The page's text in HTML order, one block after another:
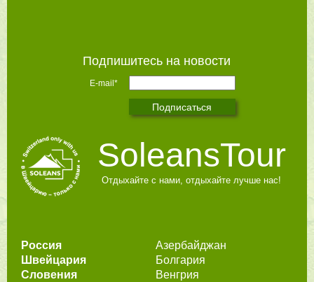
Подпишитесь на новости
E-mail*
SoleansTour
Отдыхайте с нами, отдыхайте лучше нас!
Россия
Швейцария
Словения
Азербайджан
Болгария
Венгрия